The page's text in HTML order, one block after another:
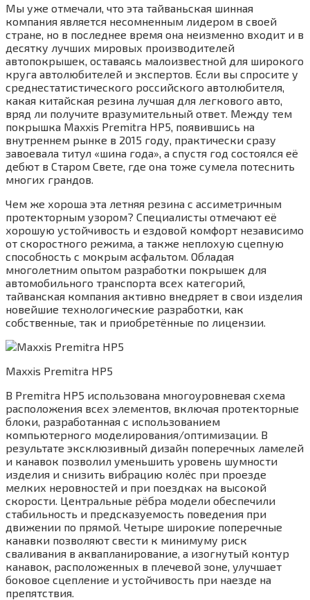
Мы уже отмечали, что эта тайваньская шинная
компания является несомненным лидером в своей
стране, но в последнее время она неизменно входит и в
десятку лучших мировых производителей
автопокрышек, оставаясь малоизвестной для широкого
круга автолюбителей и экспертов. Если вы спросите у
среднестатистического российского автолюбителя,
какая китайская резина лучшая для легкового авто,
вряд ли получите вразумительный ответ. Между тем
покрышка Maxxis Premitra HP5, появившись на
внутреннем рынке в 2015 году, практически сразу
завоевала титул «шина года», а спустя год состоялся её
дебют в Старом Свете, где она тоже сумела потеснить
многих грандов.
Чем же хороша эта летняя резина с ассиметричным
протекторным узором? Специалисты отмечают её
хорошую устойчивость и ездовой комфорт независимо
от скоростного режима, а также неплохую сцепную
способность с мокрым асфальтом. Обладая
многолетним опытом разработки покрышек для
автомобильного транспорта всех категорий,
тайванская компания активно внедряет в свои изделия
новейшие технологические разработки, как
собственные, так и приобретённые по лицензии.
Maxxis Premitra HP5
В Premitra HP5 использована многоуровневая схема
расположения всех элементов, включая протекторные
блоки, разработанная с использованием
компьютерного моделирования/оптимизации. В
результате эксклюзивный дизайн поперечных ламелей
и канавок позволил уменьшить уровень шумности
изделия и снизить вибрацию колёс при проезде
мелких неровностей и при поездках на высокой
скорости. Центральные рёбра модели обеспечили
стабильность и предсказуемость поведения при
движении по прямой. Четыре широкие поперечные
канавки позволяют свести к минимуму риск
сваливания в аквапланирование, а изогнутый контур
канавок, расположенных в плечевой зоне, улучшает
боковое сцепление и устойчивость при наезде на
препятствия.